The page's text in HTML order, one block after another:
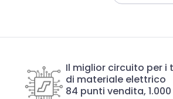
Il miglior circuito per i
di materiale elettrico
84 punti vendita,